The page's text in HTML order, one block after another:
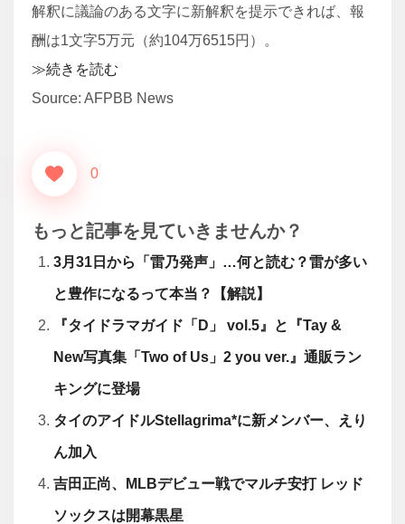
解釈に議論のある文字に新解釈を提示できれば、報
酬は1文字5万元（約104万6515円）。
≫続きを読む
Source: AFPBB News
0
もっと記事を見ていきませんか？
3月31日から「雷乃発声」…何と読む？雷が多い
と豊作になるって本当？【解説】
『タイドラマガイド「D」 vol.5』と『Tay &
New写真集「Two of Us」2 you ver.』通販ラン
キングに登場
タイのアイドルStellagrima*に新メンバー、えり
ん加入
吉田正尚、MLBデビュー戦でマルチ安打 レッド
ソックスは開幕黒星